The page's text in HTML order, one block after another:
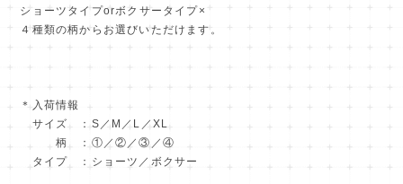
ショーツタイプorボクサータイプ×
４種類の柄からお選びいただけます。
＊入荷情報
サイズ ：S／M／L／XL
柄 ：①／②／③／④
タイプ ：ショーツ／ボクサー